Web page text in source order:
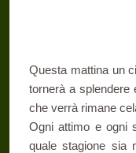
Questa mattina un
tornerà a splendere
che verrà rimane
Ogni attimo e ogni
quale stagione sia